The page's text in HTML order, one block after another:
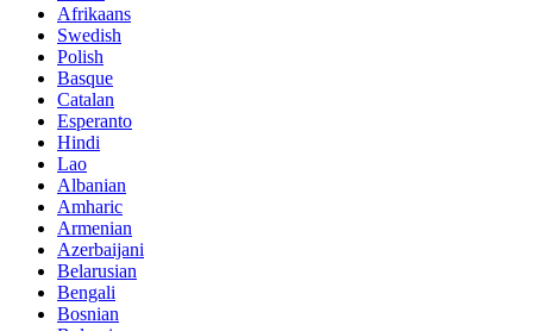
Afrikaans
Swedish
Polish
Basque
Catalan
Esperanto
Hindi
Lao
Albanian
Amharic
Armenian
Azerbaijani
Belarusian
Bengali
Bosnian